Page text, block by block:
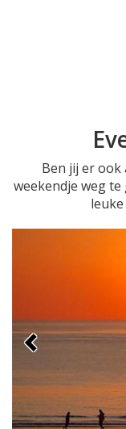
Ben jij er ook
weekendje weg